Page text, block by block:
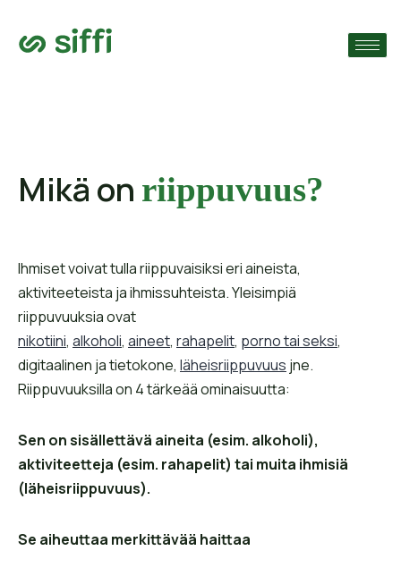
Mikä on riippuvuus?
Ihmiset voivat tulla riippuvaisiksi eri aineista,
aktiviteeteista ja ihmissuhteista. Yleisimpiä
riippuvuuksia ovat
nikotiini, alkoholi, aineet, rahapelit, porno tai seksi,
digitaalinen ja tietokone, läheisriippuvuus jne.
Riippuvuuksilla on 4 tärkeää ominaisuutta:
Sen on sisällettävä aineita (esim. alkoholi),
aktiviteetteja (esim. rahapelit) tai muita ihmisiä
(läheisriippuvuus).
Se aiheuttaa merkittävää haittaa